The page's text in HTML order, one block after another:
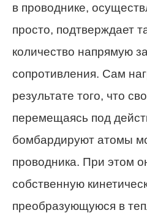
в проводнике,
просто, подтверждает
количество напрямую
сопротивления. Сам
результате того, что
перемещаясь под
бомбардируют атомы
проводника. При этом
собственную
преобразующуюся в